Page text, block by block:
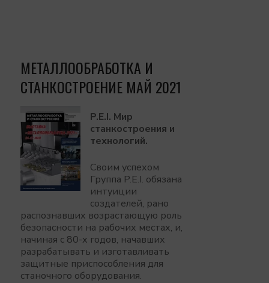
МЕТАЛЛООБРАБОТКА И
СТАНКОСТРОЕНИЕ МАЙ 2021
P.E.I. Мир
станкостроения и
технологий.
Своим успехом
Группа P.E.I. обязана
интуиции
создателей, рано
распознавших возрастающую роль
безопасности на рабочих местах, и,
начиная с 80-х годов, начавших
разрабатывать и изготавливать
защитные приспособления для
станочного оборудования.